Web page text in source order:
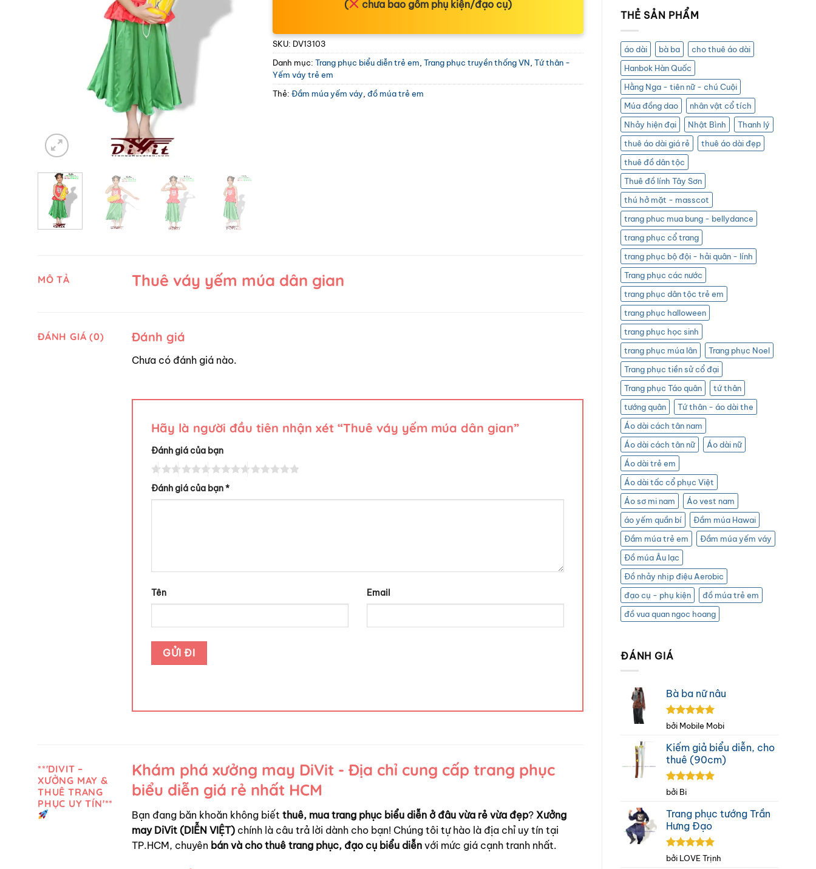
THẺ SẢN PHẨM
áo dài bà ba
cho thuê áo dài
Hanbok Hàn Quốc
Hằng Nga - tiên nữ - chú Cuội
Múa đồng dao
nhân vật cổ tích
Nhảy hiện đại
Nhật Bình
Thanh lý
thuê áo dài giá rẻ
thuê áo dài đẹp
thuê đồ dân tộc
Thuê đồ lính Tây Sơn
thú hở mặt - masscot
trang phuc mua bung - bellydance
trang phục cổ trang
trang phục bộ đội - hải quân - lính
Trang phục các nước
trang phục dân tộc trẻ em
trang phục halloween
trang phục học sinh
trang phục múa lân
Trang phục Noel
Trang phục tiền sử cổ đại
Trang phục Táo quân
tứ thân
tướng quân
Tứ thân - áo dài the
Áo dài cách tân nam
Áo dài cách tân nữ
Áo dài nữ
Áo dài trẻ em
Áo dài tấc cổ phục Việt
Áo sơ mi nam
Áo vest nam
áo yếm quần bí
Đầm múa Hawai
Đầm múa trẻ em
Đầm múa yếm váy
Đồ múa Âu lạc
Đồ nhảy nhịp điệu Aerobic
đạo cụ - phụ kiện
đồ múa trẻ em
đồ vua quan ngoc hoang
ĐÁNH GIÁ
Bà ba nữ nâu
Được xếp
sao
bởi Mobile Mobi
Kiếm giả biểu diễn, cho
thuê (90cm)
Được xếp
sao
bởi Bi
Trang phục tướng Trần
Hưng Đạo
Được xếp
bởi LOVE Trịnh
(
chưa bao gồm phụ kiện/đạo cụ)
SKU: DV13103
Danh mục:Trang phục biểu diễn trẻ em ,Trang phục truyền thống VN ,Tứ thân -
Yếm váy trẻ em
Thẻ:Đầm múa yếm váy ,đồ múa trẻ em
MÔ TẢ Thuê váy yếm múa dân gian
ĐÁNH GIÁ (0) Đánh giá
Chưa có đánh giá nào.
Hãy là người đầu tiên nhận xét “Thuê váy yếm múa dân gian”
Đánh giá của bạn
Đánh giá của bạn*
Tên Email
**'DIVIT –
XƯỞNG MAY &
THUÊ TRANG
PHỤC UY TÍN'**
Khám phá xưởng may DiVit - Địa chỉ cung cấp trang phục
biểu diễn giá rẻ nhất HCM
Bạn đang băn khoăn không biết thuê, mua trang phục biểu diễn ở đâu vừa rẻ vừa đẹp? Xưởng
may DiVit (DIỄN VIỆT)chính là câu trả lời dành cho bạn! Chúng tôi tự hào là địa chỉ uy tín tại
TP.HCM, chuyên bán và cho thuê trang phục, đạo cụ biểu diễnvới mức giá cạnh tranh nhất.